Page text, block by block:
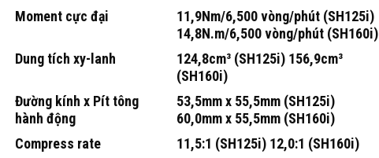
Moment cực đại
11,9Nm/6,500 vòng/phút (SH125i)
14,8N.m/6,500 vòng/phút (SH160i)
Dung tích xy-lanh
124,8cm³ (SH125i) 156,9cm³
(SH160i)
Đường kính x Pít tông
hành động
53,5mm x 55,5mm (SH125i)
60,0mm x 55,5mm (SH160i)
Compress rate
11,5:1 (SH125i) 12,0:1 (SH160i)